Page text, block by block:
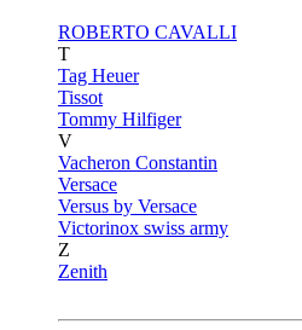
ROBERTO CAVALLI
T
Tag Heuer
Tissot
Tommy Hilfiger
V
Vacheron Constantin
Versace
Versus by Versace
Victorinox swiss army
Z
Zenith